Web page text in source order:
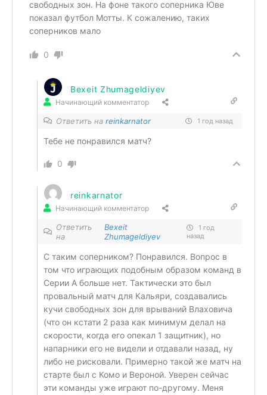
свободных зон. На фоне такого соперника Юве
показал футбол Мотты. К сожалению, таких
соперников мало
0
Bexeit Zhumageldiyev
Начинающий комментатор
Ответить на reinkarnator 1 год назад
Тебе не понравился матч?
0
reinkarnator
Начинающий комментатор
Ответить
на
Bexeit
Zhumageldiyev
1 год
назад
С таким соперником? Понравился. Вопрос в
том что играющих подобным образом команд в
Серии А больше нет. Тактически это был
провальный матч для Кальяри, создавались
кучи свободных зон для врываний Влаховича
(что он кстати 2 раза как минимум делал на
скорости, когда его опекал 1 защитник), но
напарники его не видели и отдавали назад, ну
либо не рисковали. Примерно такой же матч на
старте был с Комо и Вероной. Уверен сейчас
эти команды уже играют по-другому. Меня